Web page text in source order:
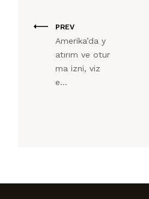
PREV
Amerika’da y
atırım ve otur
ma izni, viz
e…